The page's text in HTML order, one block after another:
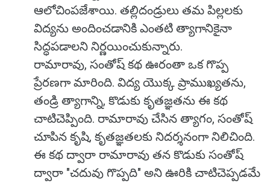
ఆలోచింపజేశాయి. తల్లిదండ్రులు తమ పిల్లలకు
విద్యను అందించడానికి ఎంతటి త్యాగానికైనా
సిద్ధపడాలని నిర్ణయించుకున్నారు.
రామారావు, సంతోష్ కథ ఊరంతా ఒక గొప్ప
ప్రేరణగా మారింది. విద్య యొక్క ప్రాముఖ్యతను,
తండ్రి త్యాగాన్ని, కొడుకు కృతజ్ఞతను ఈ కథ
చాటిచెప్పింది. రామారావు చేసిన త్యాగం, సంతోష్
చూపిన కృషి, కృతజ్ఞతలకు నిదర్శనంగా నిలిచింది.
ఈ కథ ద్వారా రామారావు తన కొడుకు సంతోష్
ద్వారా "చదువు గొప్పది" అని ఊరికి చాటిచెప్పడమే